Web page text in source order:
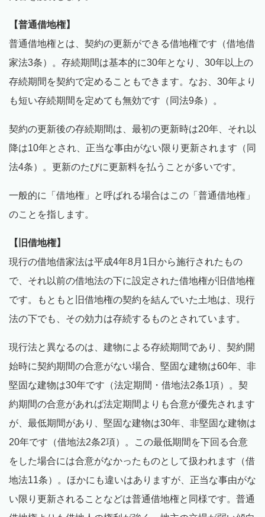
【普通借地権】
普通借地権とは、契約の更新ができる借地権です（借地借
家法3条）。存続期間は基本的に30年となり、30年以上の
存続期間を契約で定めることもできます。なお、30年より
も短い存続期間を定めても無効です（同法9条）。
契約の更新後の存続期間は、最初の更新時は20年、それ以
降は10年とされ、正当な事由がない限り更新されます（同
法4条）。更新のたびに更新料を払うことが多いです。
一般的に「借地権」と呼ばれる場合はこの「普通借地権」
のことを指します。
【旧借地権】
現行の借地借家法は平成4年8月1日から施行されたもの
で、それ以前の借地法の下に設定された借地権が旧借地権
です。もともと旧借地権の契約を結んでいた土地は、現行
法の下でも、その効力は存続するものとされています。
現行法と異なるのは、建物による存続期間であり、契約開
始時に契約期間の合意がない場合、堅固な建物は60年、非
堅固な建物は30年です（法定期間・借地法2条1項）。契
約期間の合意があれば法定期間よりも合意が優先されます
が、最低期間があり、堅固な建物は30年、非堅固な建物は
20年です（借地法2条2項）。この最低期間を下回る合意
をした場合には合意がなかったものとして扱われます（借
地法11条）。ほかにも違いはありますが、正当な事由がな
い限り更新されることなどは普通借地権と同様です。普通